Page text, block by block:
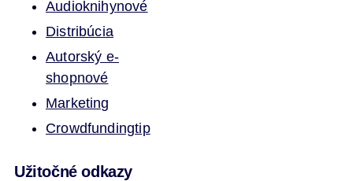
Audioknihynové
Distribúcia
Autorský e-
shopnové
Marketing
Crowdfundingtip
Užitočné odkazy